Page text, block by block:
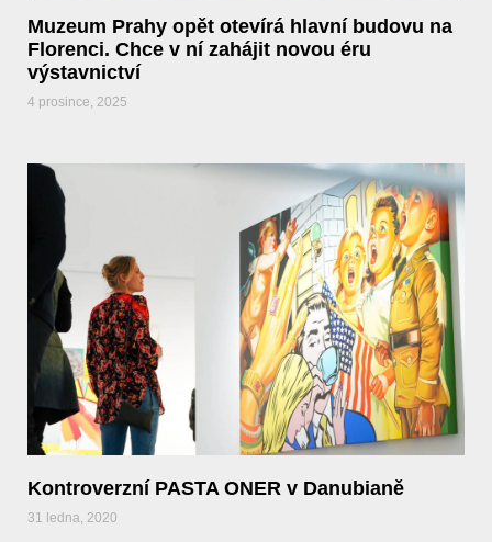
Muzeum Prahy opět otevírá hlavní budovu na
Florenci. Chce v ní zahájit novou éru
výstavnictví
4 prosince, 2025
Kontroverzní PASTA ONER v Danubianě
31 ledna, 2020